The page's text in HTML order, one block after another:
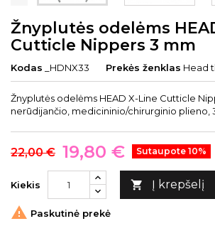
Žnyplutės odelėms
Cutticle Nippers 3 mm
Kodas _HDNX33 Prekės ženklas Head
Žnyplutės odelėms HEAD X-Line Cutticle
nerūdijančio, medicininio/chirurginio plieno,
22,00 € 19,80 € Sutaupote 10%
Kiekis  Į krepšelį
 Paskutinė prekė